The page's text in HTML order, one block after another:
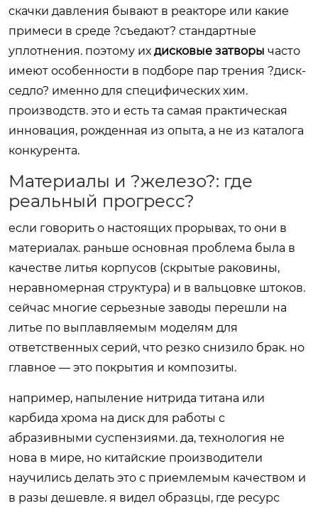
скачки давления бывают в реакторе или какие
примеси в среде ?съедают? стандартные
уплотнения. поэтому их дисковые затворы часто
имеют особенности в подборе пар трения ?диск-
седло? именно для специфических хим.
производств. это и есть та самая практическая
инновация, рожденная из опыта, а не из каталога
конкурента.
Материалы и ?железо?: где
реальный прогресс?
если говорить о настоящих прорывах, то они в
материалах. раньше основная проблема была в
качестве литья корпусов (скрытые раковины,
неравномерная структура) и в вальцовке штоков.
сейчас многие серьезные заводы перешли на
литье по выплавляемым моделям для
ответственных серий, что резко снизило брак. но
главное — это покрытия и композиты.
например, напыление нитрида титана или
карбида хрома на диск для работы с
абразивными суспензиями. да, технология не
нова в мире, но китайские производители
научились делать это с приемлемым качеством и
в разы дешевле. я видел образцы, где ресурс